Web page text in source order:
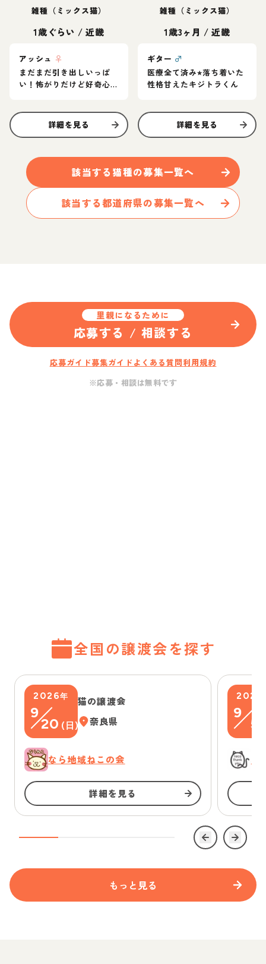
雑種（ミックス猫）
1歳ぐらい /近畿
アッシュ ♀
まだまだ引き出しいっぱ
い！怖がりだけど好奇心
詳細を見る
雑種（ミックス猫）
1歳3ヶ月 /近畿
ギター ♂
医療全て済み⭐︎落ち着いた
性格甘えたキジトラくん
詳細を見る
該当する 猫種の募集一覧へ
該当する都道府県の募集一覧へ
里親になるために
応募する / 相談する
応募ガイド募集ガイド よくある質問利用規約
※応募・相談は無料です
全国の譲渡会を探す
2026年
9
20 ( 日)
猫の譲渡会
奈良県
なら地域ねこの会
詳細を見る
2026
9
5
もっと見る